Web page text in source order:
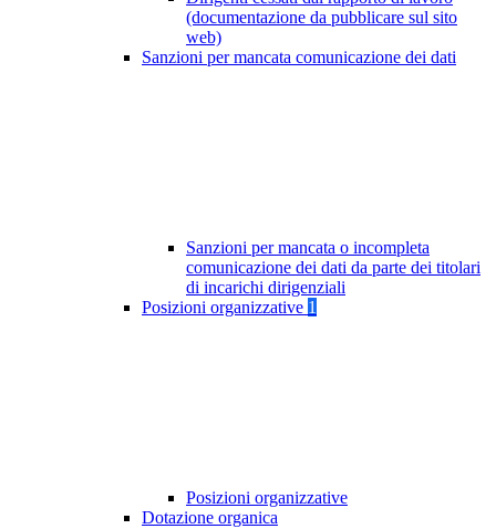
(documentazione da pubblicare sul sito
web)
Sanzioni per mancata comunicazione dei dati
Sanzioni per mancata o incompleta
comunicazione dei dati da parte dei titolari
di incarichi dirigenziali
Posizioni organizzative 1
Posizioni organizzative
Dotazione organica